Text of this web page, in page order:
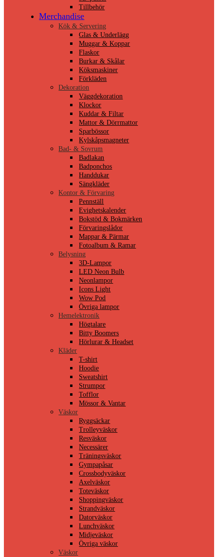
Tillbehör
Merchandise
Kök & Servering
Glas & Underlägg
Muggar & Koppar
Flaskor
Burkar & Skålar
Köksmaskiner
Förkläden
Dekoration
Väggdekoration
Klockor
Kuddar & Filtar
Mattor & Dörrmattor
Sparbössor
Kylskåpsmagneter
Bad- & Sovrum
Badlakan
Badponchos
Handdukar
Sängkläder
Kontor & Förvaring
Pennställ
Evighetskalender
Bokstöd & Bokmärken
Förvaringslådor
Mappar & Pärmar
Fotoalbum & Ramar
Belysning
3D-Lampor
LED Neon Bulb
Neonlampor
Icons Light
Wow Pod
Övriga lampor
Hemelektronik
Högtalare
Bitty Boomers
Hörlurar & Headset
Kläder
T-shirt
Hoodie
Sweatshirt
Strumpor
Tofflor
Mössor & Vantar
Väskor
Ryggsäckar
Trolleyväskor
Resväskor
Necessärer
Träningsväskor
Gympapåsar
Crossbodyväskor
Axelväskor
Toteväskor
Shoppingväskor
Strandväskor
Datorväskor
Lunchväskor
Midjeväskor
Övriga väskor
Väskor